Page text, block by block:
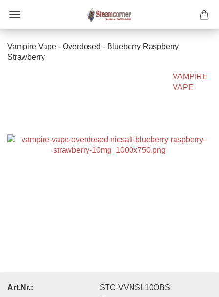
Vampire Vape - Overdosed - Blueberry Raspberry
Strawberry
VAMPIRE
VAPE
Art.Nr.:
STC-VVNSL10OBS